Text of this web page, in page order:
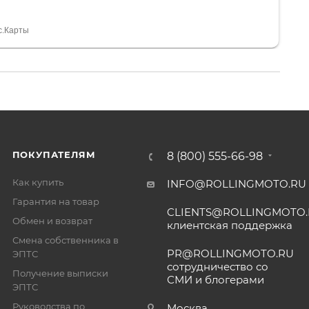
Дмитрию, за клиентоориентированность и
ПОКУПАТЕЛЯМ
Как купить
Гарантия на товар
Обмен и возврат
Смена собственника в
ЭПТС
Получение выписки
ЭПТС
Руководства по
8 (800) 555-66-98
INFO@ROLLINGMOTO.RU
клиентская поддержка
PR@ROLLINGMOTO.RU
сотрудничество со
СМИ и блогерами